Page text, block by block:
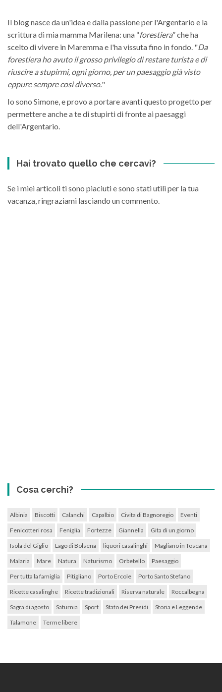
Il blog nasce da un'idea e dalla passione per l'Argentario e la
scrittura di mia mamma Marilena: una “forestiera” che ha
scelto di vivere in Maremma e l'ha vissuta fino in fondo. "Da
forestiera ho avuto il grosso privilegio di restare turista e di
riuscire a stupirmi, ogni giorno, per un paesaggio già visto
eppure sempre così diverso."
Io sono Simone, e provo a portare avanti questo progetto per
permettere anche a te di stupirti di fronte ai paesaggi
dell'Argentario.
Hai trovato quello che cercavi?
Se i miei articoli ti sono piaciuti e sono stati utili per la tua
vacanza, ringraziami lasciando un commento.
Cosa cerchi?
Albinia Biscotti Calanchi Capalbio Civita di Bagnoregio Eventi
Fenicotteri rosa Feniglia Fortezze Giannella Gita di un giorno
Isola del Giglio Lago di Bolsena liquori casalinghi Magliano in Toscana
Malaria Mare Natura Naturismo Orbetello Paesaggio
Per tutta la famiglia Pitigliano Porto Ercole Porto Santo Stefano
Ricette casalinghe Ricette tradizionali Riserva naturale Roccalbegna
Sagra di agosto Saturnia Sport Stato dei Presidi Storia e Leggende
Talamone Terme libere